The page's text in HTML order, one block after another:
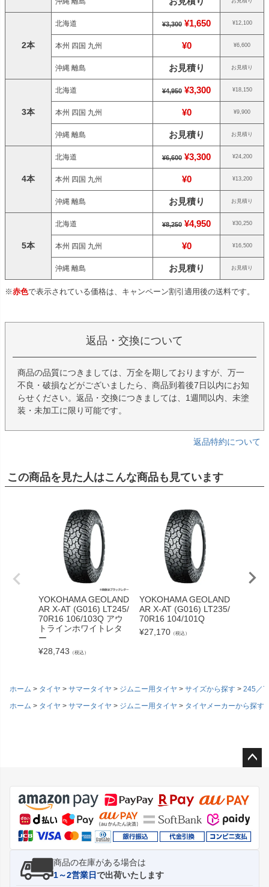
2本
北海道 ¥3,300 ¥1,650 ¥12,100
本州 四国 九州 ¥0 ¥6,600
沖縄 離島 お見積り お見積り
3本
北海道 ¥4,950 ¥3,300 ¥18,150
本州 四国 九州 ¥0 ¥9,900
沖縄 離島 お見積り お見積り
4本
北海道 ¥6,600 ¥3,300 ¥24,200
本州 四国 九州 ¥0 ¥13,200
沖縄 離島 お見積り お見積り
5本
北海道 ¥8,250 ¥4,950 ¥30,250
本州 四国 九州 ¥0 ¥16,500
沖縄 離島 お見積り お見積り
※赤色で表示されている価格は、キャンペーン割引適用後の送料です。
返品・交換について
商品の品質につきましては、万全を期しておりますが、万一
不良・破損などがございましたら、商品到着後7日以内にお知
らせください。返品・交換につきましては、1週間以内、未塗
装・未加工に限り可能です。
返品特約について
この商品を見た人はこんな商品も見ています
YOKOHAMA GEOLAND
AR X-AT (G016) LT245/
70R16 106/103Q アウ
トラインホワイトレタ
ー
¥28,743 （税込）
YOKOHAMA GEOLAND
AR X-AT (G016) LT235/
70R16 104/101Q
¥27,170 （税込）
ホーム タイヤ サマータイヤ ジムニー用タイヤ サイズから探す
245／
ホーム
タイヤ サマータイヤ ジムニー用タイヤ タイヤメーカーから探す
ジト
ップ
へ
商品の在庫がある場合は
1～2営業日で出荷いたします